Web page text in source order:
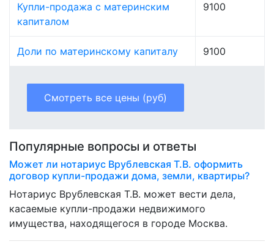
Купли-продажа с материнским
капиталом
9100
Доли по материнскому капиталу 9100
Смотреть все цены (руб)
Популярные вопросы и ответы
Может ли нотариус Врублевская Т.В. оформить
договор купли-продажи дома, земли, квартиры?
Нотариус Врублевская Т.В. может вести дела,
касаемые купли-продажи недвижимого
имущества, находящегося в городе Москва.